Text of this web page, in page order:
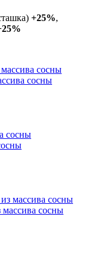
+25%,
сосны
сосны